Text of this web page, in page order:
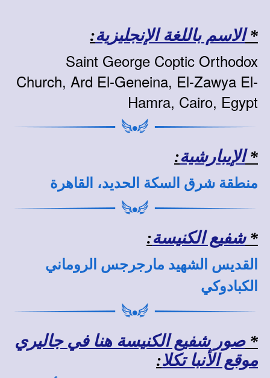
*الاسم باللغة الإنجليزية:
Saint George Coptic Orthodox
Church, Ard El-Geneina, El-Zawya El-
Hamra, Cairo, Egypt
*الإيبارشية:
منطقة شرق السكة الحديد، القاهرة
*شفيع الكنيسة:
القديس الشهيد مارجرجس الروماني
الكبادوكي
*صور شفيع الكنيسة هنا في جاليري
موقع الأنبا تكلا: